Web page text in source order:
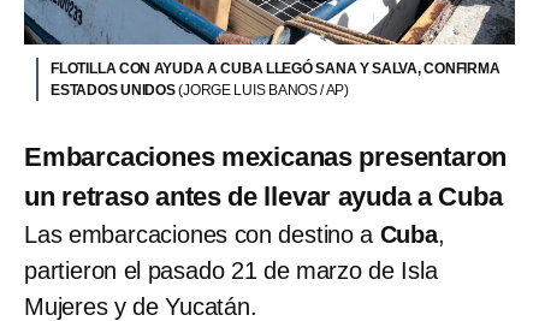
FLOTILLA CON AYUDA A CUBA LLEGÓ SANA Y SALVA, CONFIRMA
ESTADOS UNIDOS(JORGE LUIS BANOS / AP)
Embarcaciones mexicanas presentaron
un retraso antes de llevar ayuda a Cuba
Las embarcaciones con destino a Cuba,
partieron el pasado 21 de marzo de Isla
Mujeres y de Yucatán.